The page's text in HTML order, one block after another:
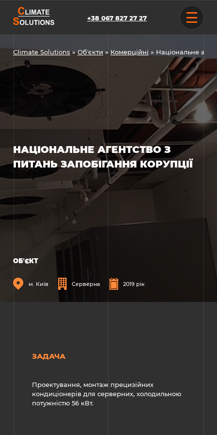
content
+38 067 827 27 27
Climate Solutions»Обʼєкти» Комерційні » Національне
НАЦІОНАЛЬНЕ АГЕНТСТВО З
ПИТАНЬ ЗАПОБІГАННЯ КОРУПЦІЇ
ОБʼЄКТ
м. Київ Серверна 2019 рік
ЗАДАЧА
Проектування, монтаж прецизійних
кондиціонерів для серверних, холодильною
потужністю 56 кВт.